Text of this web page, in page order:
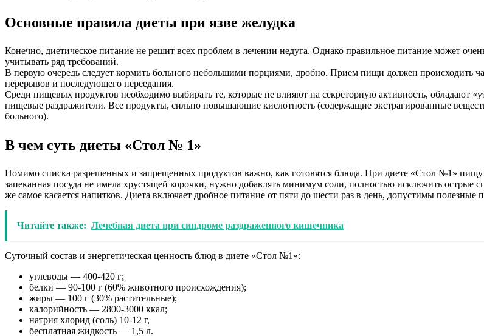
Основные правила диеты при язве желудка
Конечно, диетическое питание не решит всех проблем в лечении недуга. Однако правильное питание может
учитывать ряд требований.
В первую очередь следует кормить больного небольшими порциями, дробно. Прием пищи должен происходить
перерывов и последующего переедания.
Среди пищевых продуктов необходимо выбирать те, которые не влияют на секреторную активность, обладают
пищевые раздражители. Все продукты, сильно повышающие кислотность (содержащие экстрагированные
больного).
В чем суть диеты «Стол № 1»
Помимо списка разрешенных и запрещенных продуктов важно, как готовятся блюда. При диете «Стол №1» пищу
запеканная посуда не имела хрустящей корочки, нужно добавлять минимум соли, полностью исключить
же самое касается напитков. Диета включает дробное питание от пяти до шести раз в день, допустимы полезные
Читайте также: Лечебная диета при синдроме раздраженного кишечника
Суточный состав и энергетическая ценность блюд в диете «Стол №1»:
углеводы — 400-420 г;
белки — 90-100 г (60% животного происхождения);
жиры — 100 г (30% растительные);
калорийность — 2800-3000 ккал;
натрия хлорид (соль) 10-12 г,
бесплатная жидкость — 1,5 л.